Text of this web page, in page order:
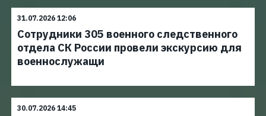
31.07.2026 12:06
Сотрудники 305 военного следственного
отдела СК России провели экскурсию для
военнослужащи
30.07.2026 14:45